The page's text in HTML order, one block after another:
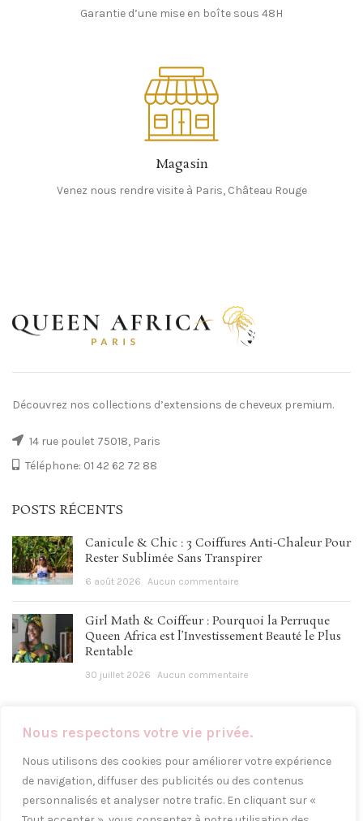
Nous respectons votre vie privée.
Nous utilisons des cookies pour améliorer votre expérience
de navigation, diffuser des publicités ou des contenus
personnalisés et analyser notre trafic. En cliquant sur «
Garantie d’une mise en boîte sous 48H
Magasin
Venez nous rendre visite à Paris, Château Rouge
Découvrez nos collections d’extensions de cheveux premium.
14 rue poulet 75018, Paris
Téléphone: 01 42 62 72 88
POSTS RÉCENTS
Canicule & Chic : 3 Coiffures Anti-Chaleur Pour
Rester Sublimée Sans Transpirer
6 août 2026 Aucun commentaire
Girl Math & Coiffeur : Pourquoi la Perruque
Queen Africa est l’Investissement Beauté le Plus
Rentable
30 juillet 2026 Aucun commentaire
LIENS UTILES
Instagram
Facebook